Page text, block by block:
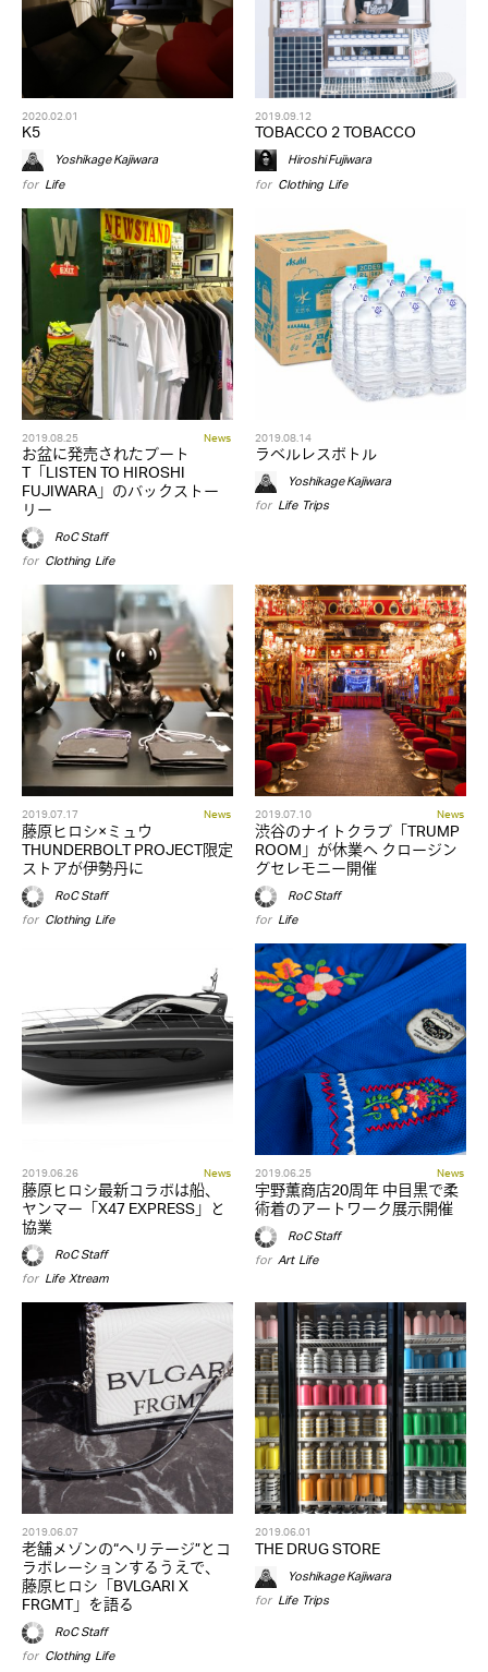
2020.02.01
K5
Yoshikage Kajiwara
for Life
2019.09.12
TOBACCO 2 TOBACCO
Hiroshi Fujiwara
for Clothing,Life
2019.08.25 News
お盆に発売されたブート
T「LISTEN TO HIROSHI
FUJIWARA」のバックストー
リー
RoC Staff
for Clothing,Life
2019.08.14
ラベルレスボトル
Yoshikage Kajiwara
for Life, Trips
2019.07.17 News
藤原ヒロシ×ミュウ
THUNDERBOLT PROJECT限定
ストアが伊勢丹に
RoC Staff
for Clothing,Life
2019.07.10 News
渋谷のナイトクラブ「TRUMP
ROOM」が休業へ クロージン
グセレモニー開催
RoC Staff
for Life
2019.06.26 News
藤原ヒロシ最新コラボは船、
ヤンマー「X47 EXPRESS」と
協業
RoC Staff
for Life,Xtream
2019.06.25 News
宇野薫商店20周年 中目黒で柔
術着のアートワーク展示開催
RoC Staff
for Art,Life
2019.06.07
老舗メゾンの“ヘリテージ”とコ
ラボレーションするうえで、
藤原ヒロシ「BVLGARI X
FRGMT」を語る
RoC Staff
for Clothing,Life
2019.06.01
THE DRUG STORE
Yoshikage Kajiwara
for Life, Trips